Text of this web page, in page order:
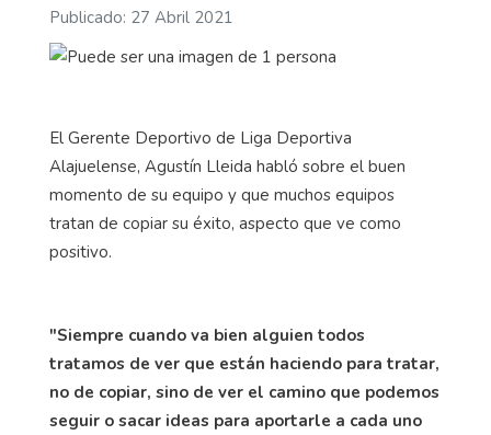
Publicado: 27 Abril 2021
El Gerente Deportivo de Liga Deportiva
Alajuelense, Agustín Lleida habló sobre el buen
momento de su equipo y que muchos equipos
tratan de copiar su éxito, aspecto que ve como
positivo.
"Siempre cuando va bien alguien todos
tratamos de ver que están haciendo para tratar,
no de copiar, sino de ver el camino que podemos
seguir o sacar ideas para aportarle a cada uno